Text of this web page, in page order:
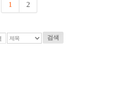
1 2
검색